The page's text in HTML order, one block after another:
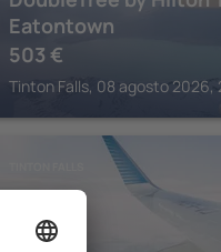
Eatontown
503 €
Tinton Falls, 08 agosto 2026,